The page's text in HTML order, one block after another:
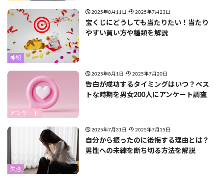
神秘
2025年8月11日 2025年7月23日
宝くじにどうしても当たりたい！当たり
やすい買い方や種類を解説
アンケート
2025年8月1日 2025年7月20日
告白が成功するタイミングはいつ？ベス
トな時期を男女200人にアンケート調査
失恋
2025年7月31日 2025年7月15日
自分から振ったのに後悔する理由とは？
男性への未練を断ち切る方法を解説